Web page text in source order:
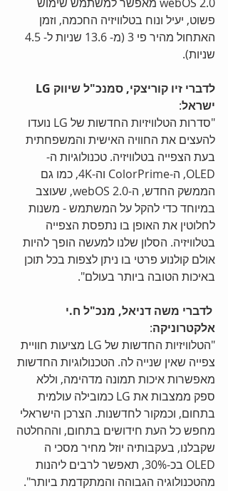
פשוט, יעיל ונוח בטלוויזיה החכמה, וזמן
שניות).
ישראל:
"סדרות הטלוויזיות החדשות של LG נועדו
להעצים את החוויה האישית והמשפחתית
בעת הצפייה בטלוויזיה. טכנולוגיות ה-
OLED, ה-ColorPrime וה-4K, כמו גם
הממשק החדש, ה-webOS 2.0, שעוצב
במיוחד כדי להקל על המשתמש - משנות
לחלוטין את האופן בו נתפסת הצפייה
בטלוויזיה. הסלון שלנו למעשה הופך להיות
אולם קולנוע פרטי בו ניתן לצפות בכל תוכן
באיכות הטובה ביותר בעולם".
לדברי משה דניאל, מנכ"ל ח.י
אלקטרוניקה:
"הטלוויזיות החדשות של LG מציעות חוויית
צפייה שאין שנייה לה. הטכנולוגיות החדשות
מאפשרות איכות תמונה מדהימה, וללא
ספק ממצבות את LG כמובילה עולמית
בתחום, וכמקור לחדשנות. הצרכן הישראלי
מחפש כל העת חידושים בתחום, וההחלטה
שקבלנו, בעקבותיה יוזל מחיר מסכי ה
OLED בכ-30%, תאפשר לרבים ליהנות
מהטכנולוגיה הגבוהה והמתקדמת ביותר".